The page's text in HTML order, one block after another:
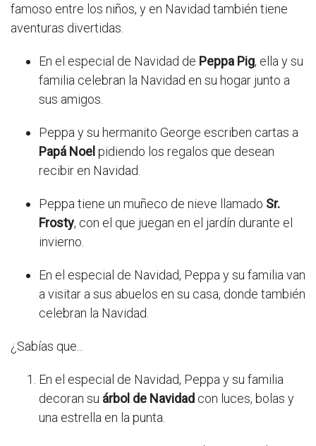
famoso entre los niños, y en Navidad también tiene
aventuras divertidas.
En el especial de Navidad de Peppa Pig, ella y su
familia celebran la Navidad en su hogar junto a
sus amigos.
Peppa y su hermanito George escriben cartas a
Papá Noel pidiendo los regalos que desean
recibir en Navidad.
Peppa tiene un muñeco de nieve llamado Sr.
Frosty, con el que juegan en el jardín durante el
invierno.
En el especial de Navidad, Peppa y su familia van
a visitar a sus abuelos en su casa, donde también
celebran la Navidad.
¿Sabías que...
En el especial de Navidad, Peppa y su familia
decoran su árbol de Navidad con luces, bolas y
una estrella en la punta.